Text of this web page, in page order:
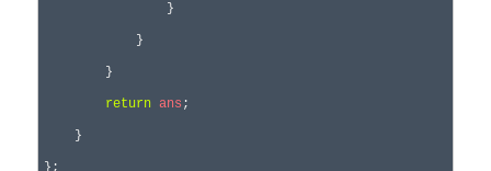
                }
            }
        }
return ans ;
    }